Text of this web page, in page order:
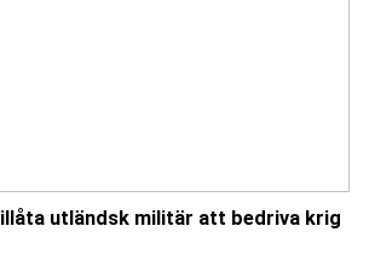
utländsk militär att bedriva krig